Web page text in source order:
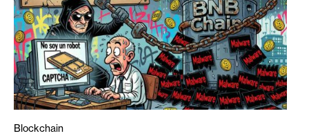
Blockchain